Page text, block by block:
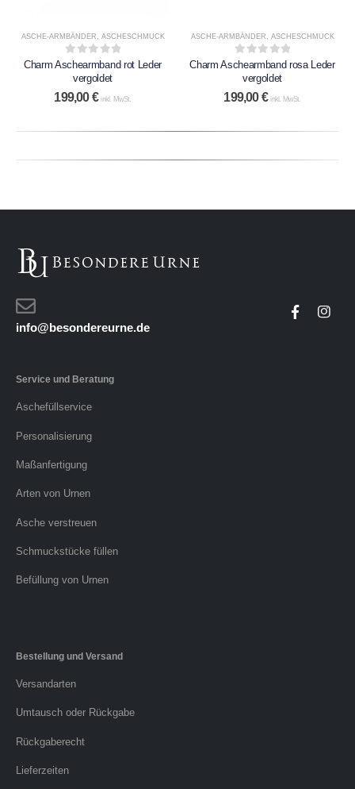
ASCHE-ARMBÄNDER , ASCHESCHMUCK
0out of 5
Charm Aschearmband rot Leder
vergoldet
199,00€ inkl. MwSt.
ASCHE-ARMBÄNDER , ASCHESCHMUCK
0out of 5
Charm Aschearmband rosa Leder
vergoldet
199,00€ inkl. MwSt.
info@besondereurne.de
Service und Beratung
Aschefüllservice
Personalisierung
Maßanfertigung
Arten von Urnen
Asche verstreuen
Schmuckstücke füllen
Befüllung von Urnen
Bestellung und Versand
Versandarten
Umtausch oder Rückgabe
Rückgaberecht
Lieferzeiten